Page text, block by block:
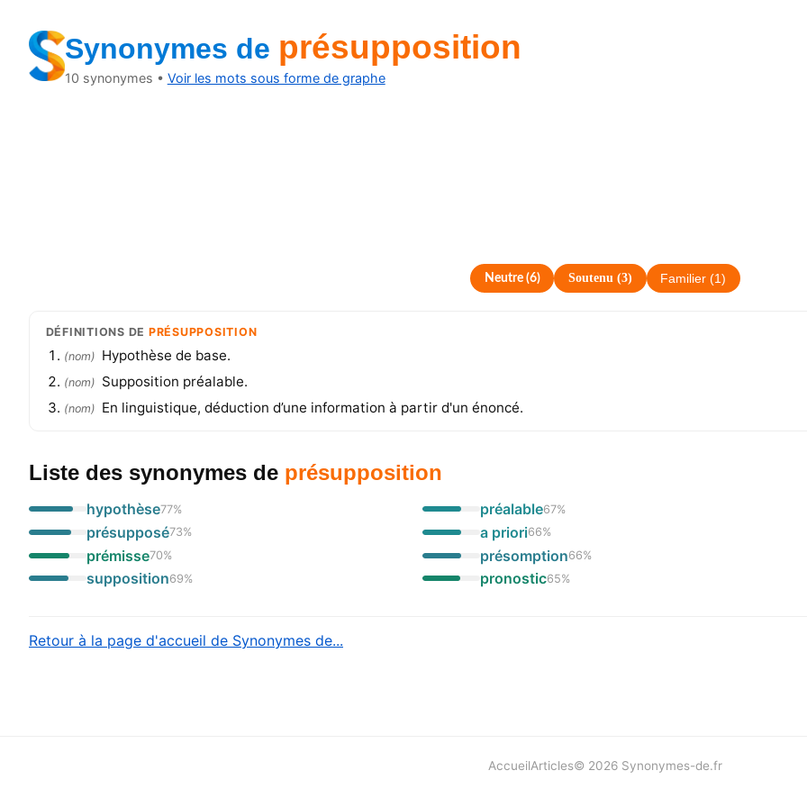
Synonymes de présupposition
10 synonymes • Voir les mots sous forme de graphe
Neutre(6) Soutenu (3) Familier (1)
DÉFINITIONS DE PRÉSUPPOSITION
(nom) Hypothèse de base.
(nom) Supposition préalable.
(nom) En linguistique, déduction d’une information à partir d'un énoncé.
Liste des synonymes de présupposition
hypothèse77%
présupposé73%
prémisse70%
supposition69%
préalable67%
a priori66%
présomption66%
pronostic65%
Retour à la page d'accueil de Synonymes de...
AccueilArticles© 2026 Synonymes-de.fr